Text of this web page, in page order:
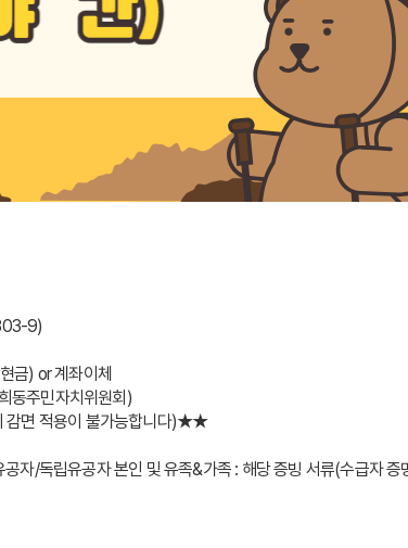
9)
금) or 계좌이체
동주민자치위원회)
감면 적용이 불가능합니다)★★
자/독립유공자 본인 및 유족&가족 : 해당 증빙 서류(수급자